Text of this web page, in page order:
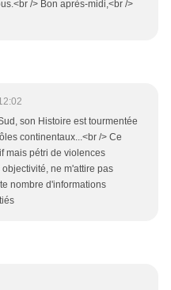
/> Bon après-midi,<br />
son Histoire est tourmentée
continentaux...<br /> Ce
mais pétri de violences
ne m'attire pas
nombre d'informations